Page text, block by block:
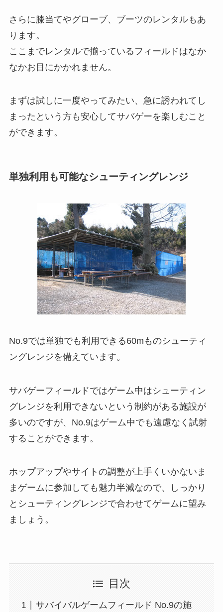
さらに膝当てやグローブ、ブーツのレンタルもあ
ります。
ここまでレンタルで揃っているフィールドはなか
なかお目にかかれません。
まずは試しに一度やってみたい、急に誘われてし
まったという方も安心してサバゲーを楽しむこと
ができます。
単独利用も可能なシューティングレンジ
No.9では単独でも利用できる60mものシューティ
ングレンジを備えています。
サバゲーフィールドではゲーム中はシューティン
グレンジを利用できないという制約がある施設が
多いのですが、No.9はゲーム中でも遠慮なく試射
することができます。
ホップアップやサイトの調整が上手くいかないま
まゲームに参加しても魅力半減なので、しっかり
とシューティングレンジで合わせてゲームに望み
ましょう。
目次
サバイバルゲームフィールド No.9の施